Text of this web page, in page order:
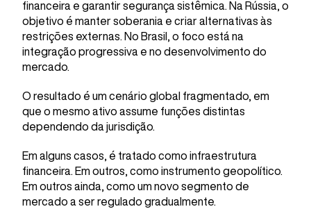
financeira e garantir segurança sistêmica. Na Rússia, o
objetivo é manter soberania e criar alternativas às
restrições externas. No Brasil, o foco está na
integração progressiva e no desenvolvimento do
mercado.
O resultado é um cenário global fragmentado, em
que o mesmo ativo assume funções distintas
dependendo da jurisdição.
Em alguns casos, é tratado como infraestrutura
financeira. Em outros, como instrumento geopolítico.
Em outros ainda, como um novo segmento de
mercado a ser regulado gradualmente.